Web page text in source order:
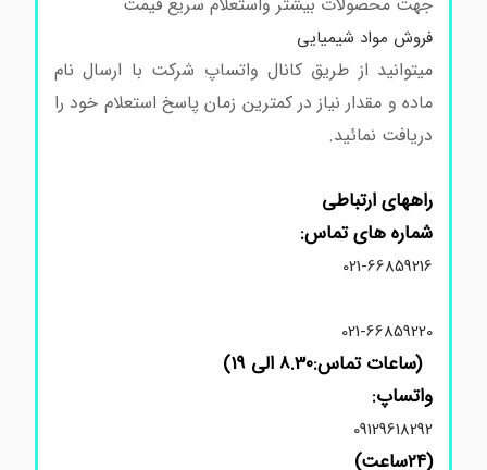
فروش مواد شیمیایی
میتوانید از طریق کانال واتساپ شرکت با ارسال نام
ماده و مقدار نیاز در کمترین زمان پاسخ استعلام خود را
دریافت نمائید.ال-گلوتاتیون کدG4251
راههای ارتباطی
شماره های تماس:
021-66859216
021-66859220
(ساعات تماس:8.30 الی 19)
واتساپ:
09129618292